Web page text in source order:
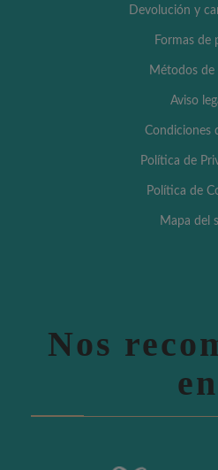
Devolución y
Formas de
Métodos de
Aviso
Condiciones
Política de
Política de
Mapa del
Nos
en